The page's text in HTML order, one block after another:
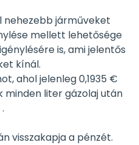
nehezebb járműveket
mellett lehetősége
is, ami jelentős
kínál.
ahol jelenleg 0,1935 €
liter gázolaj után
.
visszakapja a pénzét.